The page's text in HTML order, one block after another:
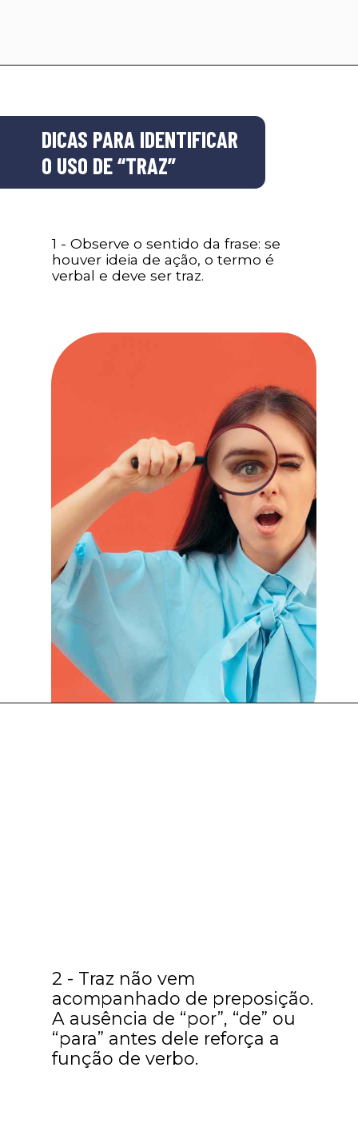
1 - Observe o sentido da frase: se
houver ideia de ação, o termo é
verbal e deve ser traz.
DICAS PARA IDENTIFICAR
O USO DE “TRAZ”
2 - Traz não vem
acompanhado de preposição.
A ausência de “por”, “de” ou
“para” antes dele reforça a
função de verbo.